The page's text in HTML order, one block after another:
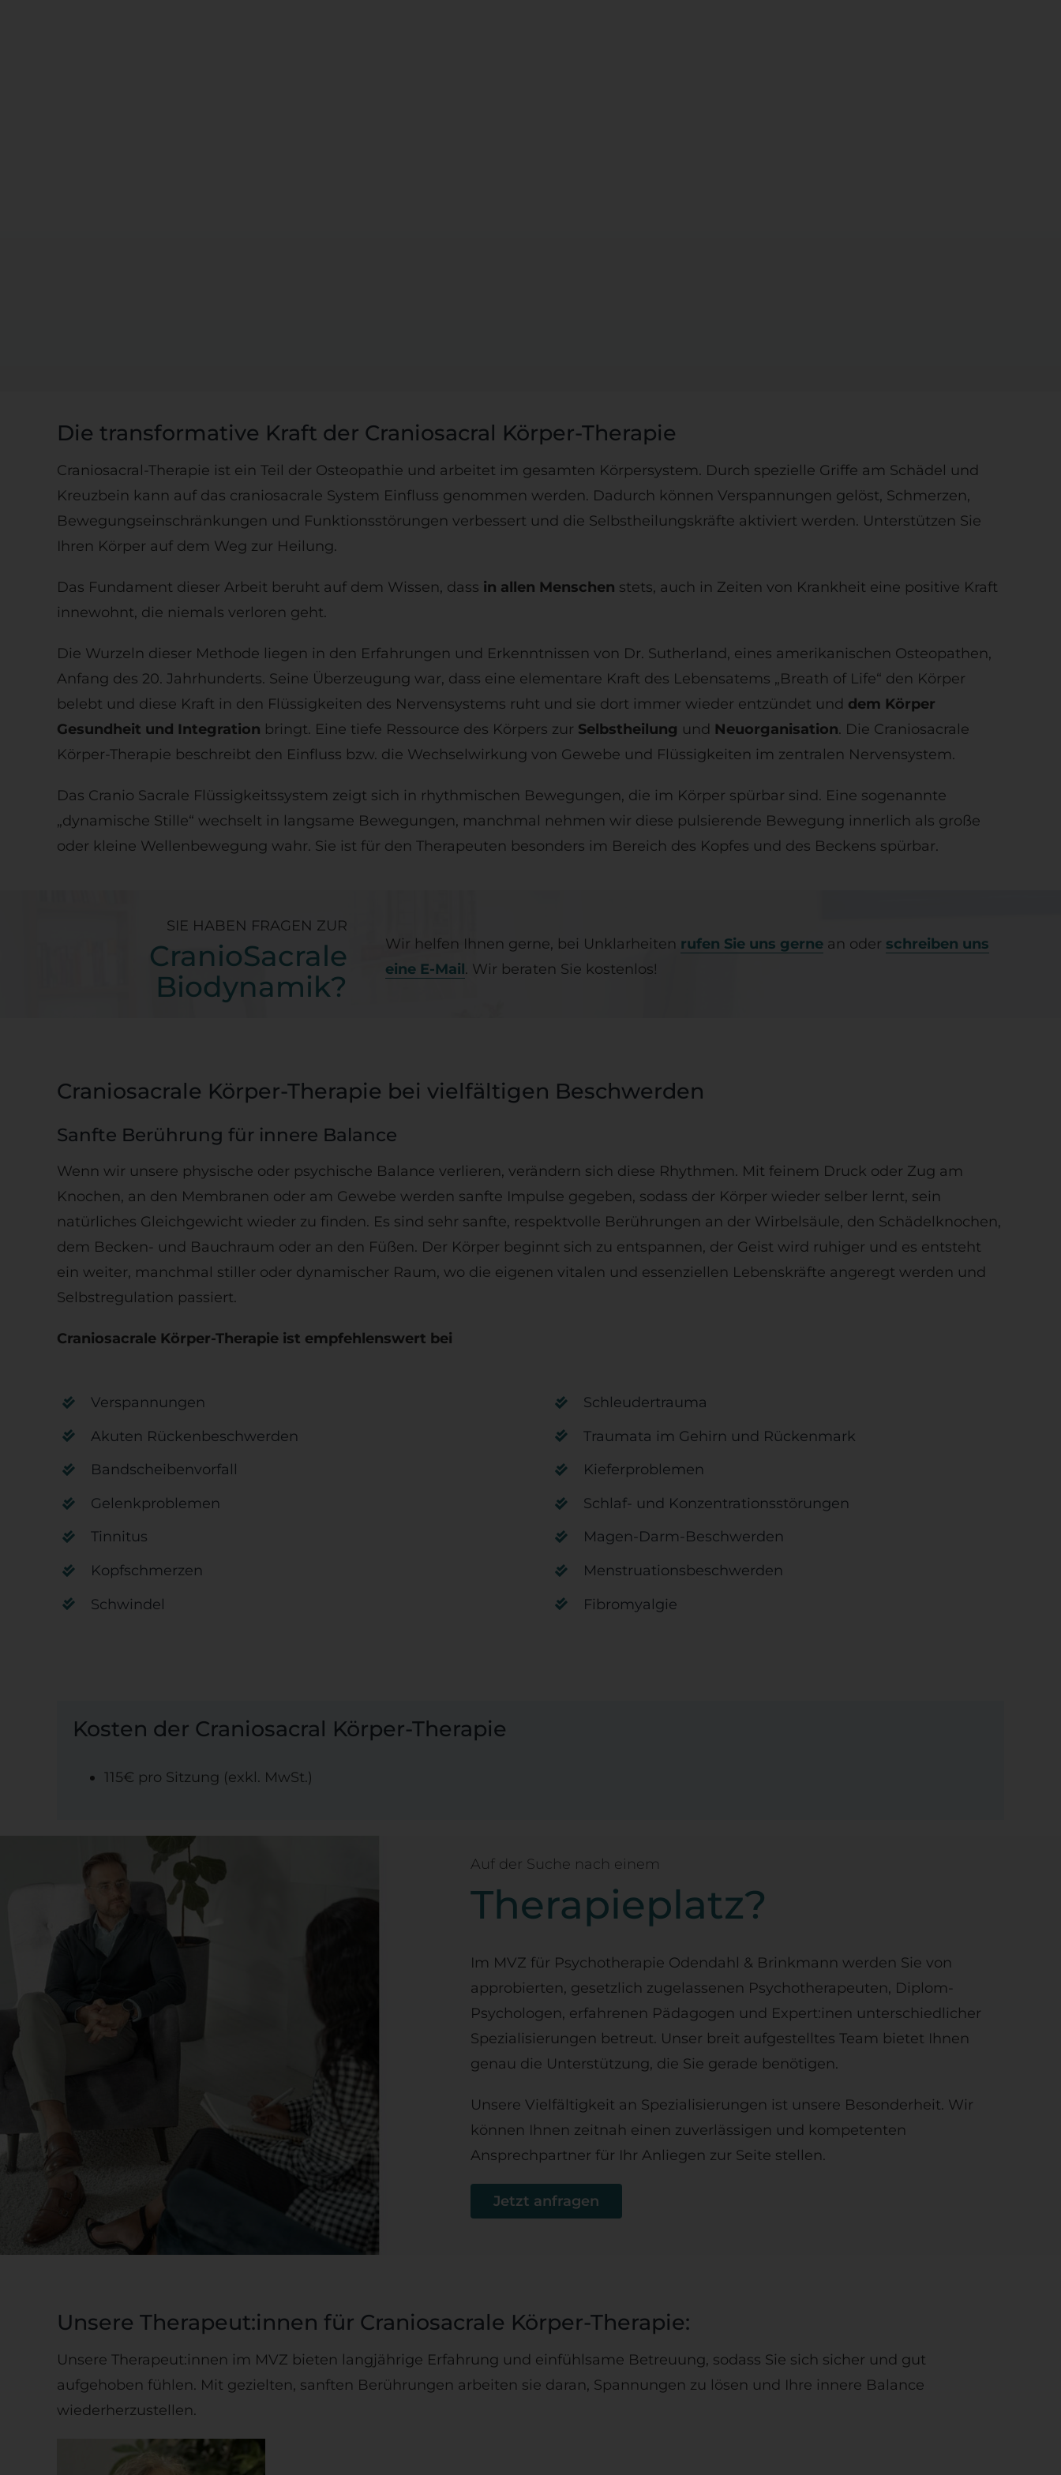
Die transformative Kraft der Craniosacral Körper-Therapie
Craniosacral-Therapie ist ein Teil der Osteopathie und arbeitet im gesamten Körpersystem. Durch spezielle Griffe am Schädel und
Kreuzbein kann auf das craniosacrale System Einfluss genommen werden. Dadurch können Verspannungen gelöst, Schmerzen,
Bewegungseinschränkungen und Funktionsstörungen verbessert und die Selbstheilungskräfte aktiviert werden. Unterstützen Sie
Ihren Körper auf dem Weg zur Heilung.
Das Fundament dieser Arbeit beruht auf dem Wissen, dass in allen Menschen stets, auch in Zeiten von Krankheit eine positive Kraft
innewohnt, die niemals verloren geht.
Die Wurzeln dieser Methode liegen in den Erfahrungen und Erkenntnissen von Dr. Sutherland, eines amerikanischen Osteopathen,
Anfang des 20. Jahrhunderts. Seine Überzeugung war, dass eine elementare Kraft des Lebensatems „Breath of Life“ den Körper
belebt und diese Kraft in den Flüssigkeiten des Nervensystems ruht und sie dort immer wieder entzündet und dem Körper
Gesundheit und Integration bringt. Eine tiefe Ressource des Körpers zur Selbstheilung und Neuorganisation. Die Craniosacrale
Körper-Therapie beschreibt den Einfluss bzw. die Wechselwirkung von Gewebe und Flüssigkeiten im zentralen Nervensystem.
Das Cranio Sacrale Flüssigkeitssystem zeigt sich in rhythmischen Bewegungen, die im Körper spürbar sind. Eine sogenannte
„dynamische Stille“ wechselt in langsame Bewegungen, manchmal nehmen wir diese pulsierende Bewegung innerlich als große
oder kleine Wellenbewegung wahr. Sie ist für den Therapeuten besonders im Bereich des Kopfes und des Beckens spürbar.
SIE HABEN FRAGEN ZUR
CranioSacrale
Biodynamik?
Wir helfen Ihnen gerne, bei Unklarheiten rufen Sie uns gernean oder schreiben uns
eine E-Mail. Wir beraten Sie kostenlos!
Craniosacrale Körper-Therapie bei vielfältigen Beschwerden
Sanfte Berührung für innere Balance
Wenn wir unsere physische oder psychische Balance verlieren, verändern sich diese Rhythmen. Mit feinem Druck oder Zug am
Knochen, an den Membranen oder am Gewebe werden sanfte Impulse gegeben, sodass der Körper wieder selber lernt, sein
natürliches Gleichgewicht wieder zu finden. Es sind sehr sanfte, respektvolle Berührungen an der Wirbelsäule, den Schädelknochen,
dem Becken- und Bauchraum oder an den Füßen. Der Körper beginnt sich zu entspannen, der Geist wird ruhiger und es entsteht
ein weiter, manchmal stiller oder dynamischer Raum, wo die eigenen vitalen und essenziellen Lebenskräfte angeregt werden und
Selbstregulation passiert.
Craniosacrale Körper-Therapie ist empfehlenswert bei
Verspannungen
Akuten Rückenbeschwerden
Bandscheibenvorfall
Gelenkproblemen
Tinnitus
Kopfschmerzen
Schwindel
Schleudertrauma
Traumata im Gehirn und Rückenmark
Kieferproblemen
Schlaf- und Konzentrationsstörungen
Magen-Darm-Beschwerden
Menstruationsbeschwerden
Fibromyalgie
Kosten der Craniosacral Körper-Therapie
115€ pro Sitzung (exkl. MwSt.)
Auf der Suche nach einem
Therapieplatz?
Im MVZ für Psychotherapie Odendahl & Brinkmann werden Sie von
approbierten, gesetzlich zugelassenen Psychotherapeuten, Diplom-
Psychologen, erfahrenen Pädagogen und Expert:inen unterschiedlicher
Spezialisierungen betreut. Unser breit aufgestelltes Team bietet Ihnen
genau die Unterstützung, die Sie gerade benötigen.
Unsere Vielfältigkeit an Spezialisierungen ist unsere Besonderheit. Wir
können Ihnen zeitnah einen zuverlässigen und kompetenten
Ansprechpartner für Ihr Anliegen zur Seite stellen.
Jetzt anfragen
Unsere Therapeut:innen für Craniosacrale Körper-Therapie:
Unsere Therapeut:innen im MVZ bieten langjährige Erfahrung und einfühlsame Betreuung, sodass Sie sich sicher und gut
aufgehoben fühlen. Mit gezielten, sanften Berührungen arbeiten sie daran, Spannungen zu lösen und Ihre innere Balance
wiederherzustellen.